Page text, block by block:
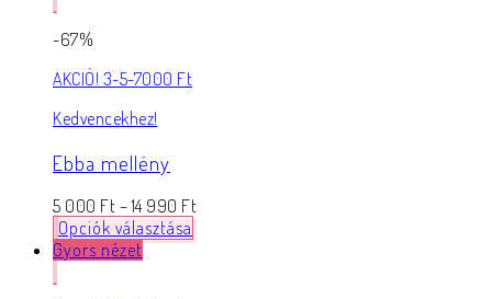
-67%
AKCIÓ! 3-5-7000 Ft
Kedvencekhez!
Ebba mellény
5 000 Ft – 14 990 Ft
Opciók választása
Gyors nézet